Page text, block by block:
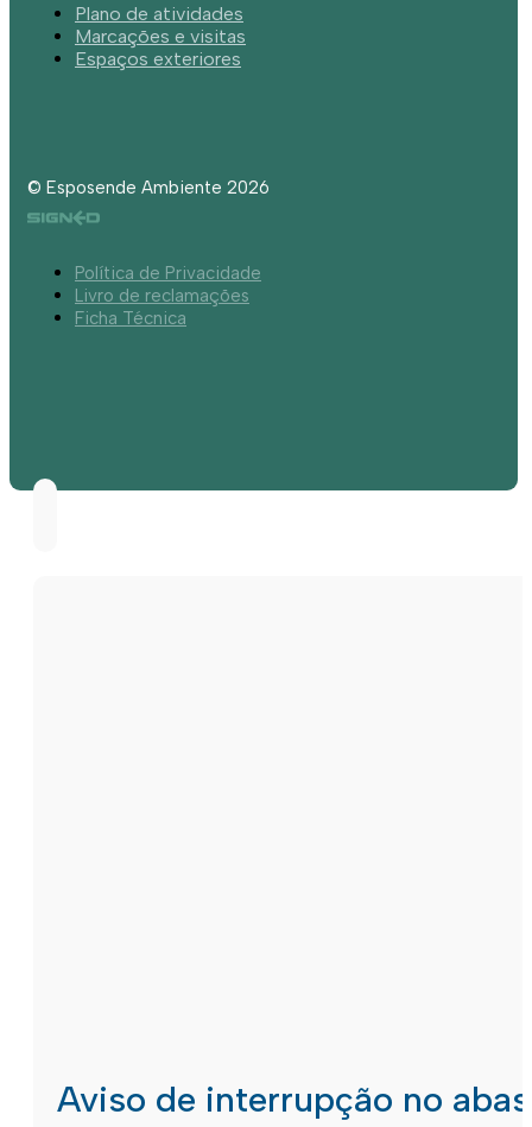
Plano de atividades
Marcações e visitas
Espaços exteriores
© Esposende Ambiente 2026
Política de Privacidade
Livro de reclamações
Ficha Técnica
Aviso de interrupção no